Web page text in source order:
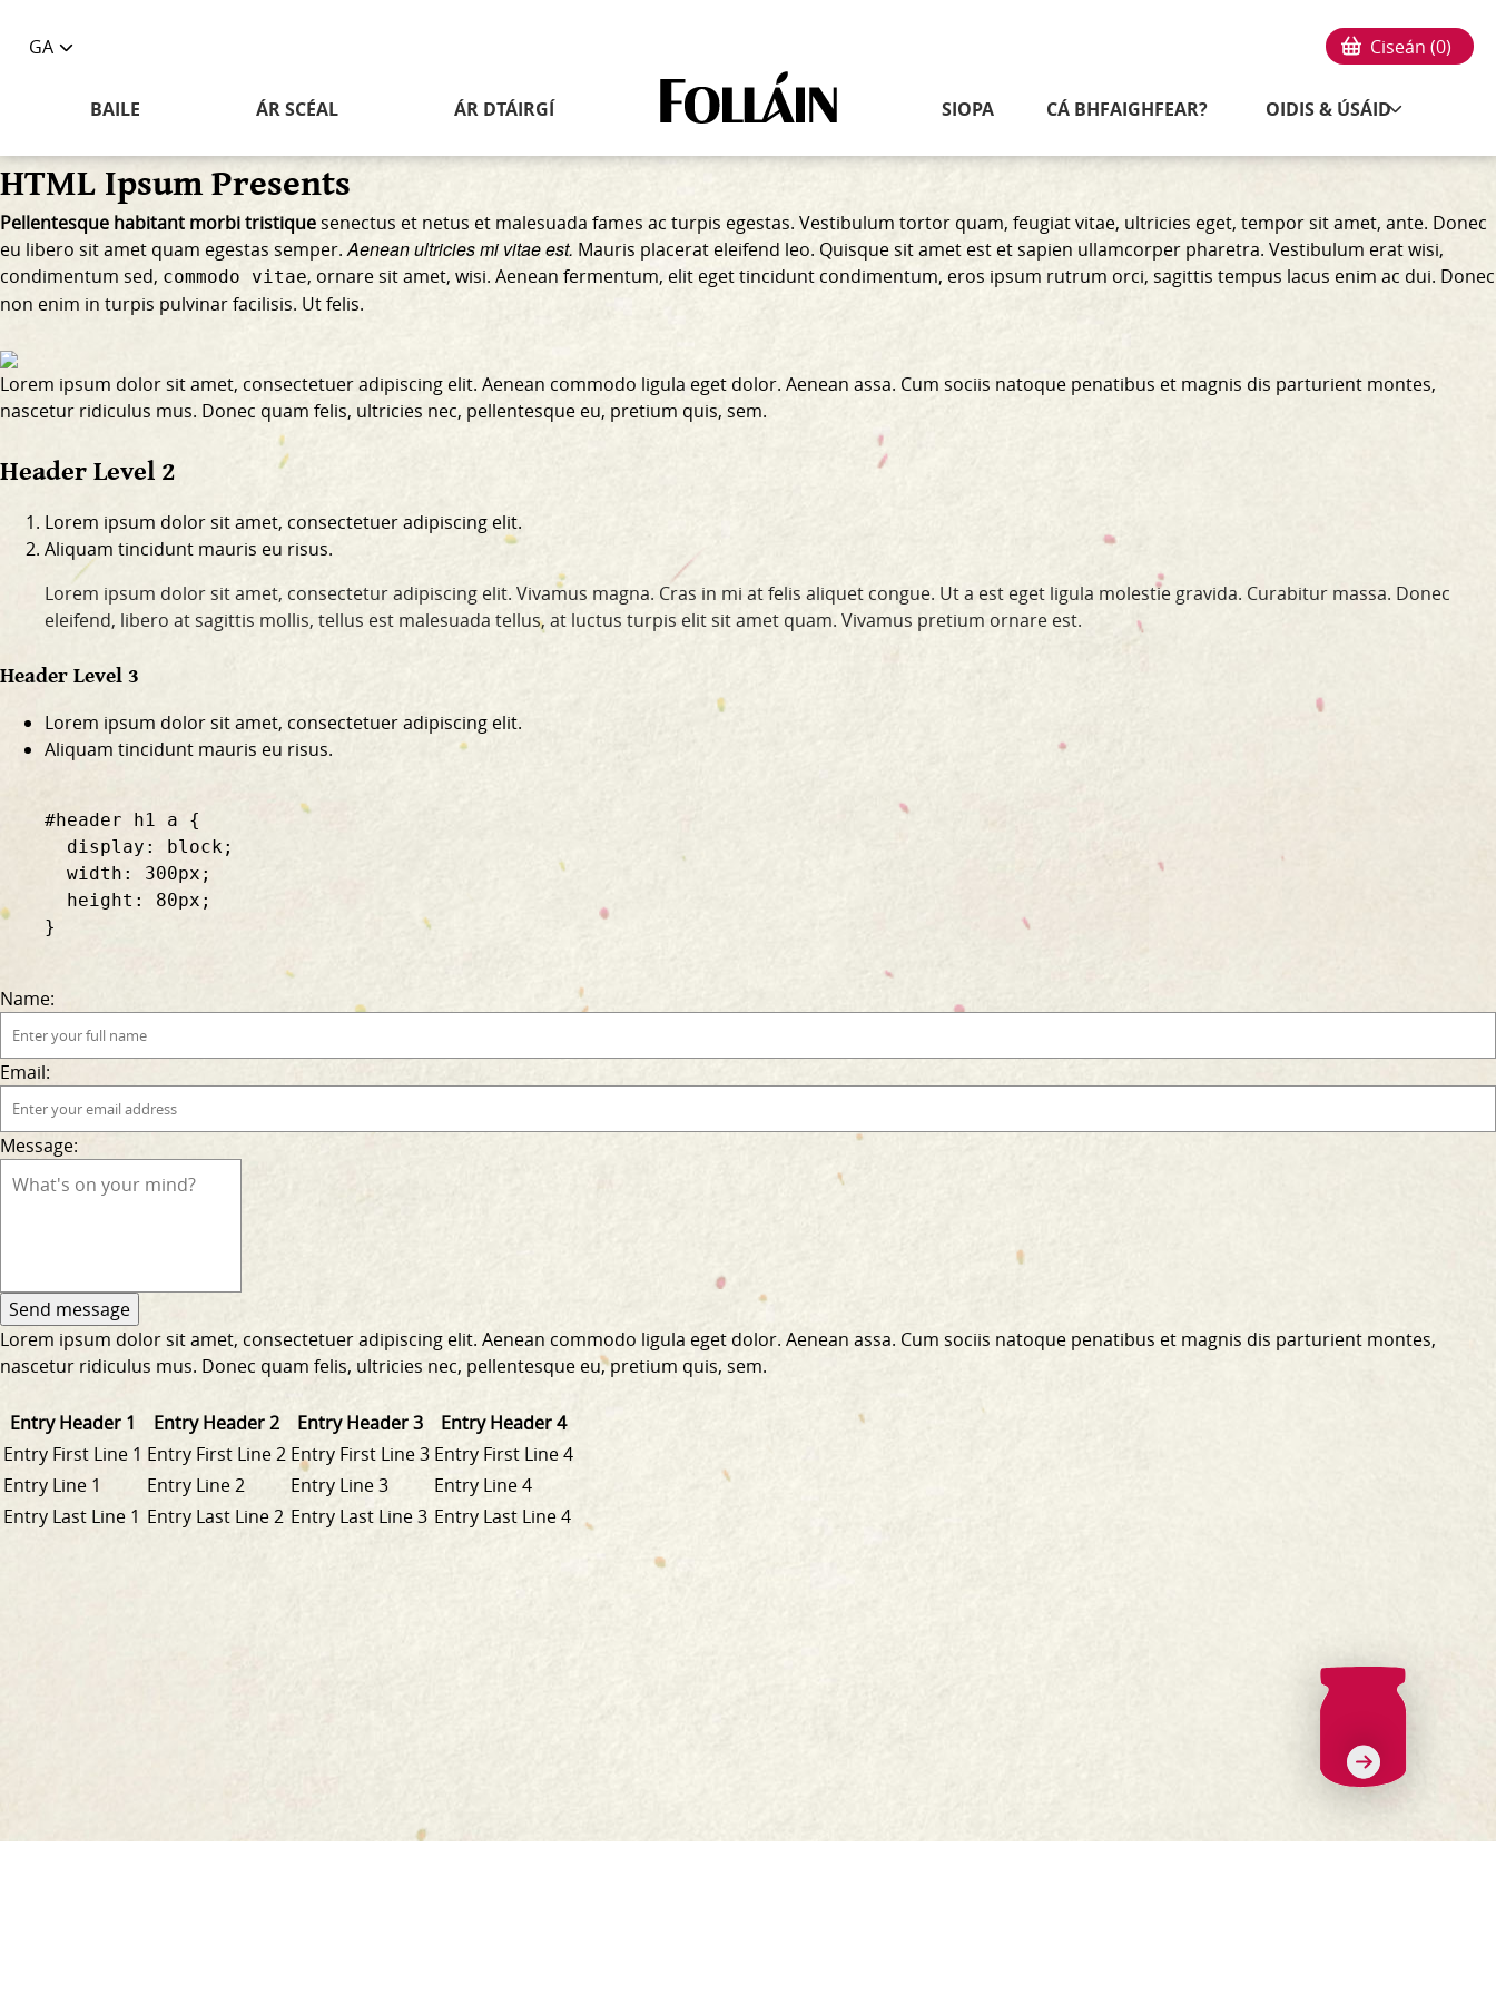
GA
language
Ciseán (0)
BAILE ÁR SCÉAL ÁR DTÁIRGÍ
Nasc
an
baile
SIOPA CÁ BHFAIGHFEAR? OIDIS & ÚSÁID
HTML Ipsum Presents
Pellentesque habitant morbi tristiquesenectus et netus et malesuada fames ac turpis egestas. Vestibulum tortor quam, feugiat vitae, ultricies eget, tempor sit amet, ante. Donec
eu libero sit amet quam egestas semper.Aenean ultricies mi vitae est. Mauris placerat eleifend leo. Quisque sit amet est et sapien ullamcorper pharetra. Vestibulum erat wisi,
condimentum sed, commodo vitae, ornare sit amet, wisi. Aenean fermentum, elit eget tincidunt condimentum, eros ipsum rutrum orci, sagittis tempus lacus enim ac dui. Donec
non enim in turpis pulvinar facilisis. Ut felis.
Lorem ipsum dolor sit amet, consectetuer adipiscing elit. Aenean commodo ligula eget dolor. Aenean assa. Cum sociis natoque penatibus et magnis dis parturient montes,
nascetur ridiculus mus. Donec quam felis, ultricies nec, pellentesque eu, pretium quis, sem.
Header Level 2
Lorem ipsum dolor sit amet, consectetuer adipiscing elit.
Aliquam tincidunt mauris eu risus.
Lorem ipsum dolor sit amet, consectetur adipiscing elit. Vivamus magna. Cras in mi at felis aliquet congue. Ut a est eget ligula molestie gravida. Curabitur massa. Donec
eleifend, libero at sagittis mollis, tellus est malesuada tellus, at luctus turpis elit sit amet quam. Vivamus pretium ornare est.
Header Level 3
Lorem ipsum dolor sit amet, consectetuer adipiscing elit.
Aliquam tincidunt mauris eu risus.
    #header h1 a {
      display: block;
      width: 300px;
      height: 80px;
    }
Name:
Email:
Message:
Lorem ipsum dolor sit amet, consectetuer adipiscing elit. Aenean commodo ligula eget dolor. Aenean assa. Cum sociis natoque penatibus et magnis dis parturient montes,
nascetur ridiculus mus. Donec quam felis, ultricies nec, pellentesque eu, pretium quis, sem.
Entry Header 1 Entry Header 2 Entry Header 3
Entry Header 4
Entry First Line 1 Entry First Line 2 Entry First Line 3 Entry First Line 4
Entry Line 1
Entry Line 2 Entry Line 3
Entry Line 4
Entry Last Line 1 Entry Last Line 2 Entry Last Line 3 Entry Last Line 4